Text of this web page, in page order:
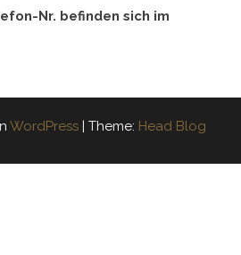
Nr. befinden sich im
WordPress | Theme: Head Blog